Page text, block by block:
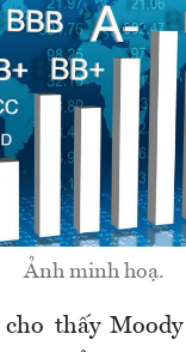
Ảnh minh hoạ.
thấy